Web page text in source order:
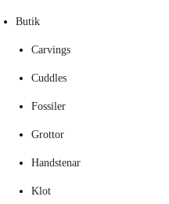
Butik
Carvings
Cuddles
Fossiler
Grottor
Handstenar
Klot